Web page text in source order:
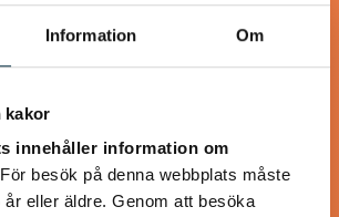
Information Om
kakor
innehåller information om
För besök på denna webbplats måste
eller äldre. Genom att besöka